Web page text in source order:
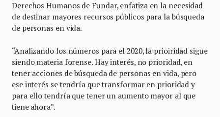
Derechos Humanos de Fundar, enfatiza en la necesidad
de destinar mayores recursos públicos para la búsqueda
de personas en vida.
“Analizando los números para el 2020, la prioiridad sigue
siendo materia forense. Hay interés, no prioridad, en
tener acciones de búsqueda de personas en vida, pero
ese interés se tendría que transformar en prioridad y
para ello tendría que tener un aumento mayor al que
tiene ahora”.